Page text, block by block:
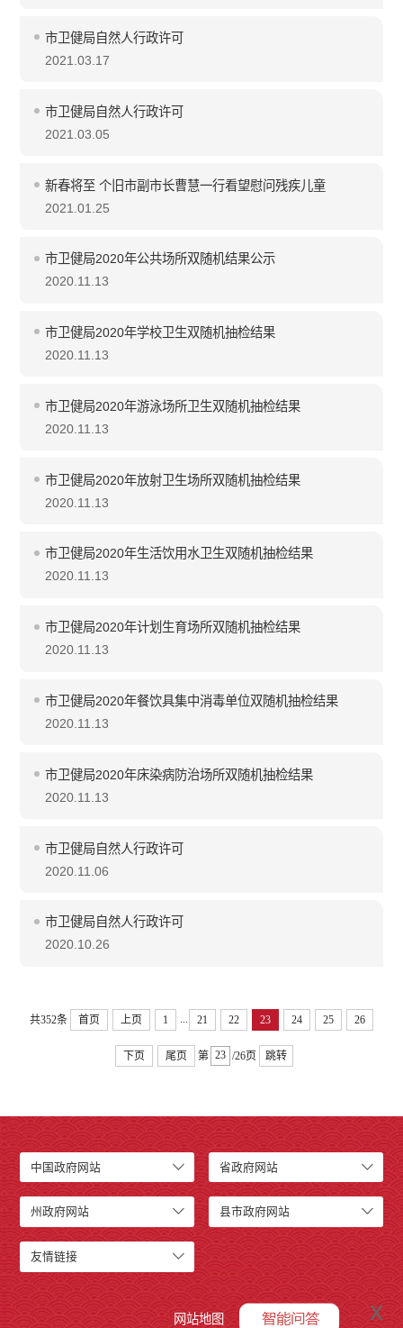
市卫健局自然人行政许可
2021.03.17
市卫健局自然人行政许可
2021.03.05
新春将至 个旧市副市长曹慧一行看望慰问残疾儿童
2021.01.25
市卫健局2020年公共场所双随机结果公示
2020.11.13
市卫健局2020年学校卫生双随机抽检结果
2020.11.13
市卫健局2020年游泳场所卫生双随机抽检结果
2020.11.13
市卫健局2020年放射卫生场所双随机抽检结果
2020.11.13
市卫健局2020年生活饮用水卫生双随机抽检结果
2020.11.13
市卫健局2020年计划生育场所双随机抽检结果
2020.11.13
市卫健局2020年餐饮具集中消毒单位双随机抽检结果
2020.11.13
市卫健局2020年床染病防治场所双随机抽检结果
2020.11.13
市卫健局自然人行政许可
2020.11.06
市卫健局自然人行政许可
2020.10.26
共352条 首页 上页 1 21 22 23 24 25 26
下页 尾页 第 /26页 跳转
中国政府网站 省政府网站
州政府网站 县市政府网站
友情链接
网站地图 x